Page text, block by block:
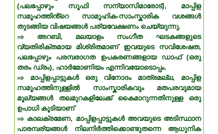
(പലപ്പോഴും സൂഫി സന്യാസിമാരോട്), മാപ്പിള
സമൂഹത്തിൻ്റെ സാമൂഹിക-സാംസ്കാരിക വശങ്ങൾ
തുടങ്ങിയ വിഷയങ്ങൾ പര്യവേക്ഷണം ചെയ്യുന്നു.
⇒ അറബി, മലയാളം സംഗീത ഘടകങ്ങളുടെ
വ്യതിരിക്തമായ മിശ്രിതമാണ് ഇവയുടെ സവിശേഷത,
പലപ്പോഴും പരമ്പരാഗത ഉപകരണങ്ങളായ ഡാഫ് (ഒരു
തരം ഡ്രം), ഹാർമോണിയം എന്നിവയോടൊപ്പം.
⇒ മാപ്പിളപ്പാട്ടുകൾ ഒരു വിനോദം മാത്രമല്ല, മാപ്പിള
സമൂഹത്തിനുള്ളിൽ സാംസ്കാരികവും മതപരവുമായ
മൂല്യങ്ങൾ തലമുറകളിലേക്ക് കൈമാറുന്നതിനുള്ള ഒരു
ഉപാധി കൂടിയാണ്
⇒ കാലക്രമേണ, മാപ്പിളപ്പാട്ടുകൾ അവയുടെ അടിസ്ഥാന
പാരമ്പര്യങ്ങൾ നിലനിർത്തിക്കൊണ്ടുതന്നെ ആധുനിക